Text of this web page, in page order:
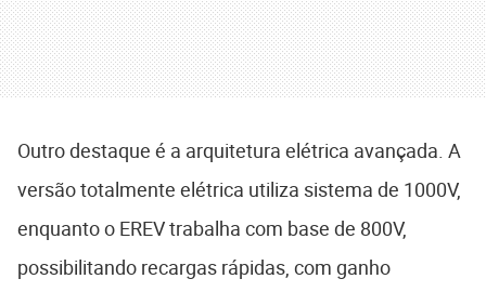
Outro destaque é a arquitetura elétrica avançada. A
versão totalmente elétrica utiliza sistema de 1000V,
enquanto o EREV trabalha com base de 800V,
possibilitando recargas rápidas, com ganho